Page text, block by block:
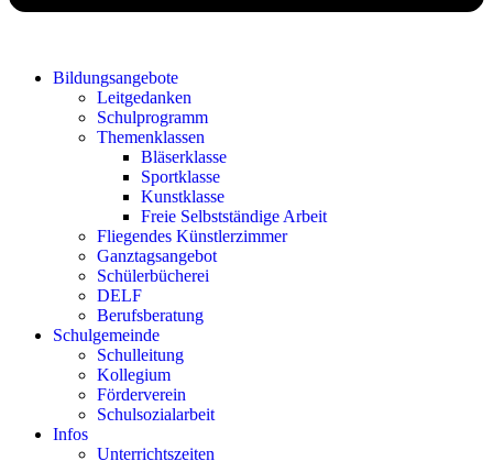
Bildungsangebote
Leitgedanken
Schulprogramm
Themenklassen
Bläserklasse
Sportklasse
Kunstklasse
Freie Selbstständige Arbeit
Fliegendes Künstlerzimmer
Ganztagsangebot
Schülerbücherei
DELF
Berufsberatung
Schulgemeinde
Schulleitung
Kollegium
Förderverein
Schulsozialarbeit
Infos
Unterrichtszeiten